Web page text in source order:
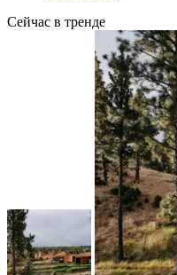
Сейчас в тренде